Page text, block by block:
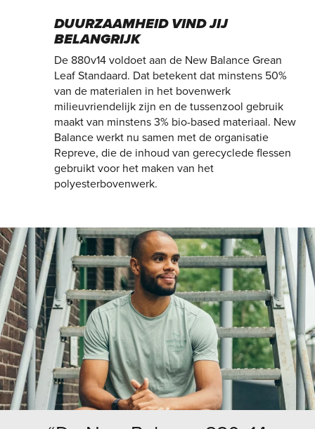
DUURZAAMHEID VIND JIJ
BELANGRIJK
De 880v14 voldoet aan de New Balance Grean
Leaf Standaard. Dat betekent dat minstens 50%
van de materialen in het bovenwerk
milieuvriendelijk zijn en de tussenzool gebruik
maakt van minstens 3% bio-based materiaal. New
Balance werkt nu samen met de organisatie
Repreve, die de inhoud van gerecyclede flessen
gebruikt voor het maken van het
polyesterbovenwerk.